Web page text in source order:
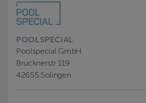
POOLSPECIAL
Poolspecial GmbH
Brucknerstr 119
42655 Solingen